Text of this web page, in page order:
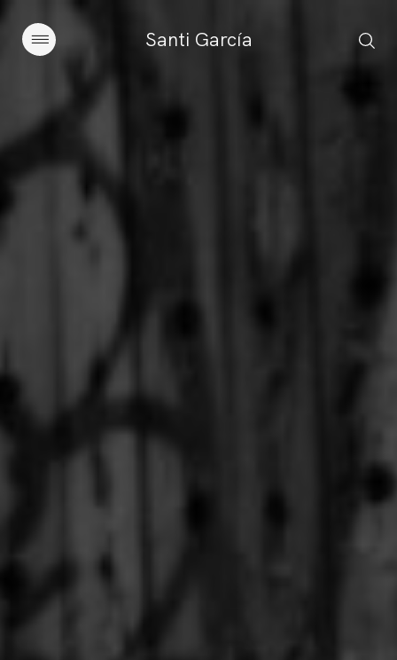
Santi García
Artículos
Charlas y conferencias
Libros